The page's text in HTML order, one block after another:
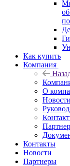
Как купить
Компания
О
Новости
Контакты
Новости
Партнеры